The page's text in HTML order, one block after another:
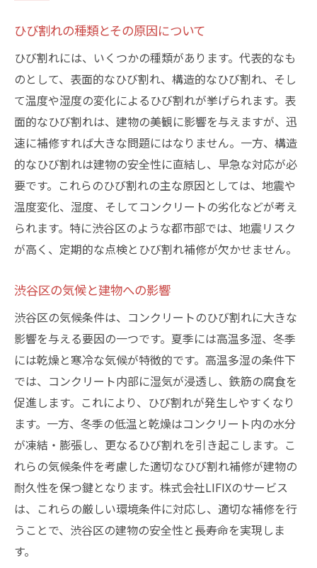
日常的にチェックするべき場所
壁のひび割れサインを見逃さない方法
渋谷区内の建物での実例とその解決策
専門家による定期点検の重要性
簡単にできるセルフチェック法
早期発見が可能にする補修手段
渋谷区でのひび割れ補修に役立つ最新技術—
LIFIXの革新的なアプローチ
LIFIXの最新技術とは？
効果的なひび割れ補修方法の紹介
環境に優しい補修技術
LIFIXの技術が選ばれる理由
最新技術と伝統的手法の融合
ひび割れ補修の重要性—なぜ放置すると大きな
問題になるのか？
ひび割れ放置による具体的なリスク
建物の耐久性への悪影響
美観の損なわれるリスク
早期対応と後悔しないための対策
放置がもたらす経済的な影響
ひび割れが引き起こす二次被害とは
ひび割れの種類とその原因について
ひび割れには、いくつかの種類があります。代表的なも
のとして、表面的なひび割れ、構造的なひび割れ、そし
て温度や湿度の変化によるひび割れが挙げられます。表
面的なひび割れは、建物の美観に影響を与えますが、迅
速に補修すれば大きな問題にはなりません。一方、構造
的なひび割れは建物の安全性に直結し、早急な対応が必
要です。これらのひび割れの主な原因としては、地震や
温度変化、湿度、そしてコンクリートの劣化などが考え
られます。特に渋谷区のような都市部では、地震リスク
が高く、定期的な点検とひび割れ補修が欠かせません。
渋谷区の気候と建物への影響
渋谷区の気候条件は、コンクリートのひび割れに大きな
影響を与える要因の一つです。夏季には高温多湿、冬季
には乾燥と寒冷な気候が特徴的です。高温多湿の条件下
では、コンクリート内部に湿気が浸透し、鉄筋の腐食を
促進します。これにより、ひび割れが発生しやすくなり
ます。一方、冬季の低温と乾燥はコンクリート内の水分
が凍結・膨張し、更なるひび割れを引き起こします。こ
れらの気候条件を考慮した適切なひび割れ補修が建物の
耐久性を保つ鍵となります。株式会社LIFIXのサービス
は、これらの厳しい環境条件に対応し、適切な補修を行
うことで、渋谷区の建物の安全性と長寿命を実現しま
す。